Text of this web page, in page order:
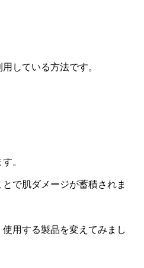
している方法です。
。
で肌ダメージが蓄積されま
用する製品を変えてみまし